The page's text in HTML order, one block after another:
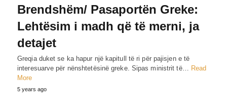
Brendshëm/ Рasaportën Greke:
Lehtësim i madh që të merni, ja
detajet
Greqia duket se ka hapur një kapitull të ri për pajisjen e të
interesuarve për nënshtetësinë greke. Sipas ministrit të… Read
More
5 years ago